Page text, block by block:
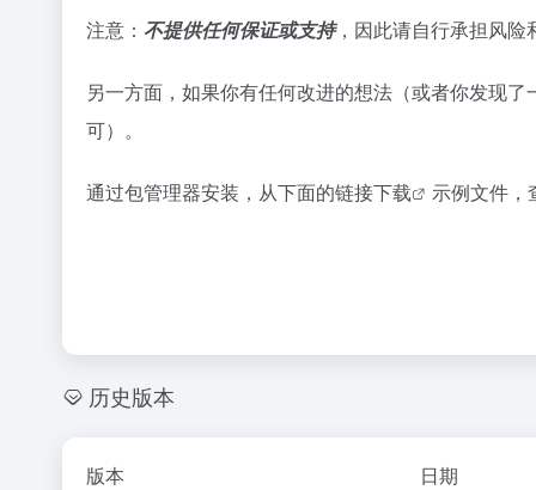
注意： 不提供任何保证或支持，因此请自行承担风险
另一方面，如果你有任何改进的想法（或者你发现
可）。
通过包管理器安装，从下面的链接下载 示例文件，
历史版本
版本 日期